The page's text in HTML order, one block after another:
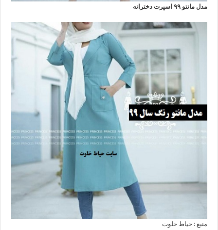
مدل مانتو ۹۹ اسپرت دخترانه
منبع : حیاط خلوت